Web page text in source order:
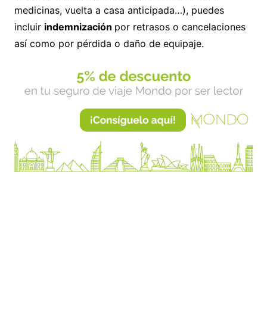
medicinas, vuelta a casa anticipada…), puedes
incluir indemnización por retrasos o cancelaciones
así como por pérdida o daño de equipaje.